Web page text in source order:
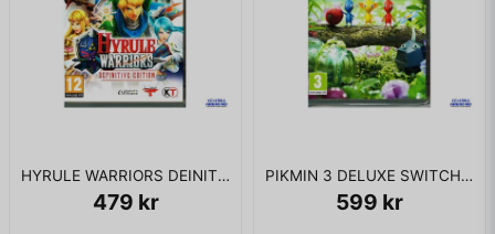
HYRULE WARRIORS DEINITIVE EDITION SWITCH
479 kr
PIKMIN 3 DELUXE SWITCH SVENSK UTGÅVA
599 kr